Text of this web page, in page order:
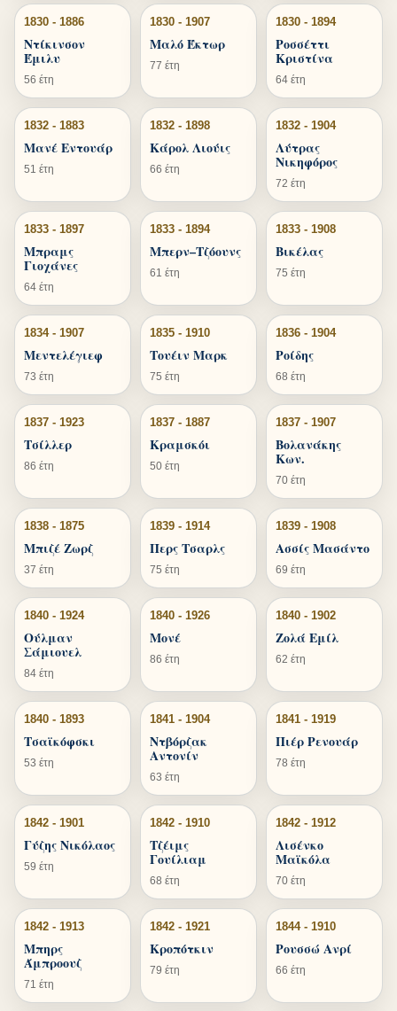
1830 - 1886
Ντίκινσον
Έμιλυ
56 έτη
1830 - 1907
Μαλό Έκτωρ
77 έτη
1830 - 1894
Ροσσέττι
Κριστίνα
64 έτη
1832 - 1883
Μανέ Εντουάρ
51 έτη
1832 - 1898
Κάρολ Λιούις
66 έτη
1832 - 1904
Λύτρας
Νικηφόρος
72 έτη
1833 - 1897
Μπραμς
Γιοχάνες
64 έτη
1833 - 1894
Μπερν–Τζόουνς
61 έτη
1833 - 1908
Βικέλας
75 έτη
1834 - 1907
Μεντελέγιεφ
73 έτη
1835 - 1910
Τουέιν Μαρκ
75 έτη
1836 - 1904
Ροίδης
68 έτη
1837 - 1923
Τσίλλερ
86 έτη
1837 - 1887
Κραμσκόι
50 έτη
1837 - 1907
Βολανάκης
Κων.
70 έτη
1838 - 1875
Μπιζέ Ζωρζ
37 έτη
1839 - 1914
Περς Τσαρλς
75 έτη
1839 - 1908
Ασσίς Μασάντο
69 έτη
1840 - 1924
Ούλμαν
Σάμιουελ
84 έτη
1840 - 1926
Μονέ
86 έτη
1840 - 1902
Ζολά Εμίλ
62 έτη
1840 - 1893
Τσαϊκόφσκι
53 έτη
1841 - 1904
Ντβόρζακ
Αντονίν
63 έτη
1841 - 1919
Πιέρ Ρενουάρ
78 έτη
1842 - 1901
Γύζης Νικόλαος
59 έτη
1842 - 1910
Τζέιμς
Γουίλιαμ
68 έτη
1842 - 1912
Λισένκο
Μαϊκόλα
70 έτη
1842 - 1913
Μπηρς
Άμπροουζ
71 έτη
1842 - 1921
Κροπότκιν
79 έτη
1844 - 1910
Ρουσσώ Ανρί
66 έτη